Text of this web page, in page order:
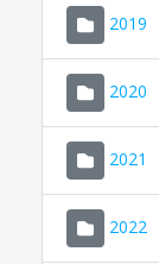
2019
2020
2021
2022